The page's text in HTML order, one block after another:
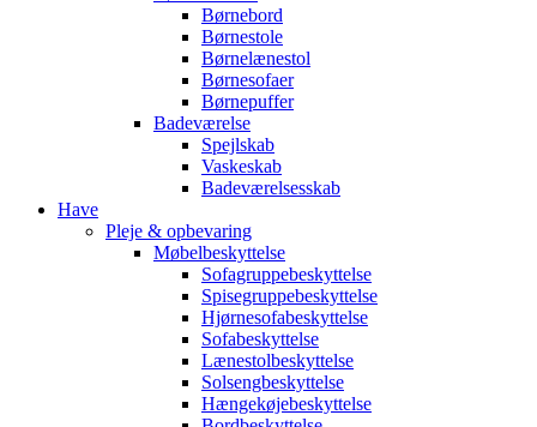
Børnebord
Børnestole
Børnelænestol
Børnesofaer
Børnepuffer
Badeværelse
Spejlskab
Vaskeskab
Badeværelsesskab
Have
Pleje & opbevaring
Møbelbeskyttelse
Sofagruppebeskyttelse
Spisegruppebeskyttelse
Hjørnesofabeskyttelse
Sofabeskyttelse
Lænestolbeskyttelse
Solsengbeskyttelse
Hængekøjebeskyttelse